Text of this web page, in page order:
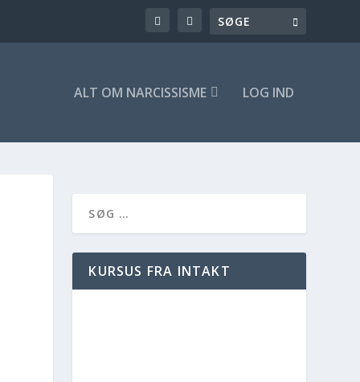
ALT OM NARCISSISME LOG IND
KURSUS FRA INTAKT